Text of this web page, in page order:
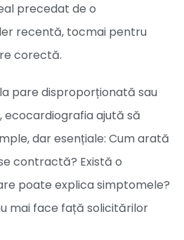
precedat de o
recentă, tocmai pentru
corectă.
pare disproporționată sau
ecocardiografia ajută să
dar esențiale: Cum arată
contractă? Există o
poate explica simptomele?
mai face față solicitărilor